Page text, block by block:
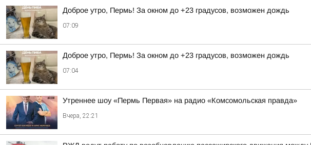
Доброе утро, Пермь! За окном до +23 градусов, возможен дождь
07:09
Доброе утро, Пермь! За окном до +23 градусов, возможен дождь
07:04
Утреннее шоу «Пермь Первая» на радио «Комсомольская правда»
Вчера, 22:21